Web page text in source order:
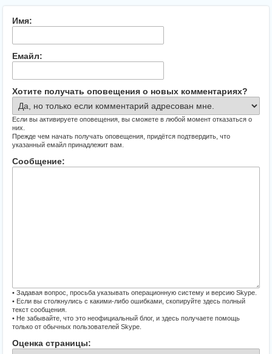
Имя:
Емайл:
Хотите получать оповещения о новых комментариях?
Если вы активируете оповещения, вы сможете в любой момент отказаться о
них.
Прежде чем начать получать оповещения, придётся подтвердить, что
указанный емайл принадлежит вам.
Сообщение:
• Задавая вопрос, просьба указывать операционную систему и версию Skype.
• Если вы столкнулись с какими-либо ошибками, скопируйте здесь полный
текст сообщения.
• Не забывайте, что это неофициальный блог, и здесь получаете помощь
только от обычных пользователей Skype.
Оценка страницы: